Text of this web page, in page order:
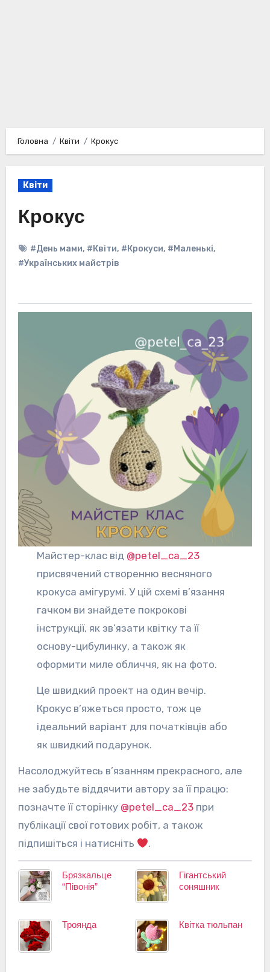
Головна Квіти Крокус
Квіти
Крокус
#День мами, #Квіти, #Крокуси, #Маленькі,
#Українських майстрів
Майстер-клас від @petel_ca_23
присвячений створенню весняного
крокуса амігурумі. У цій схемі в’язання
гачком ви знайдете покрокові
інструкції, як зв’язати квітку та її
основу-цибулинку, а також як
оформити миле обличчя, як на фото.
Це швидкий проект на один вечір.
Крокус в’яжеться просто, тож це
ідеальний варіант для початківців або
як швидкий подарунок.
Насолоджуйтесь в’язанням прекрасного, але
не забудьте віддячити автору за її працю:
позначте її сторінку @petel_ca_23при
публікації свої готових робіт, а також
підпишіться і натисніть
.
Брязкальце
“Півонія”
Гігантський
соняшник
Троянда Квітка тюльпан